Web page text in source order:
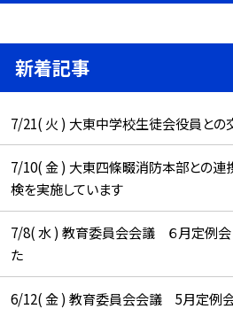
新着記事
7/21( 火 ) 大東中学校生徒会役員との
7/10( 金 ) 大東四條畷消防本部との連
検を実施しています
7/8( 水 ) 教育委員会会議 ６月定例
た
6/12( 金 ) 教育委員会会議 5月定例